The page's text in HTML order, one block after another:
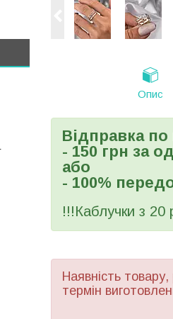
Опис
Відправка
- 150 грн за
або
- 100%
!!!Каблучки з 20
Наявність
термін